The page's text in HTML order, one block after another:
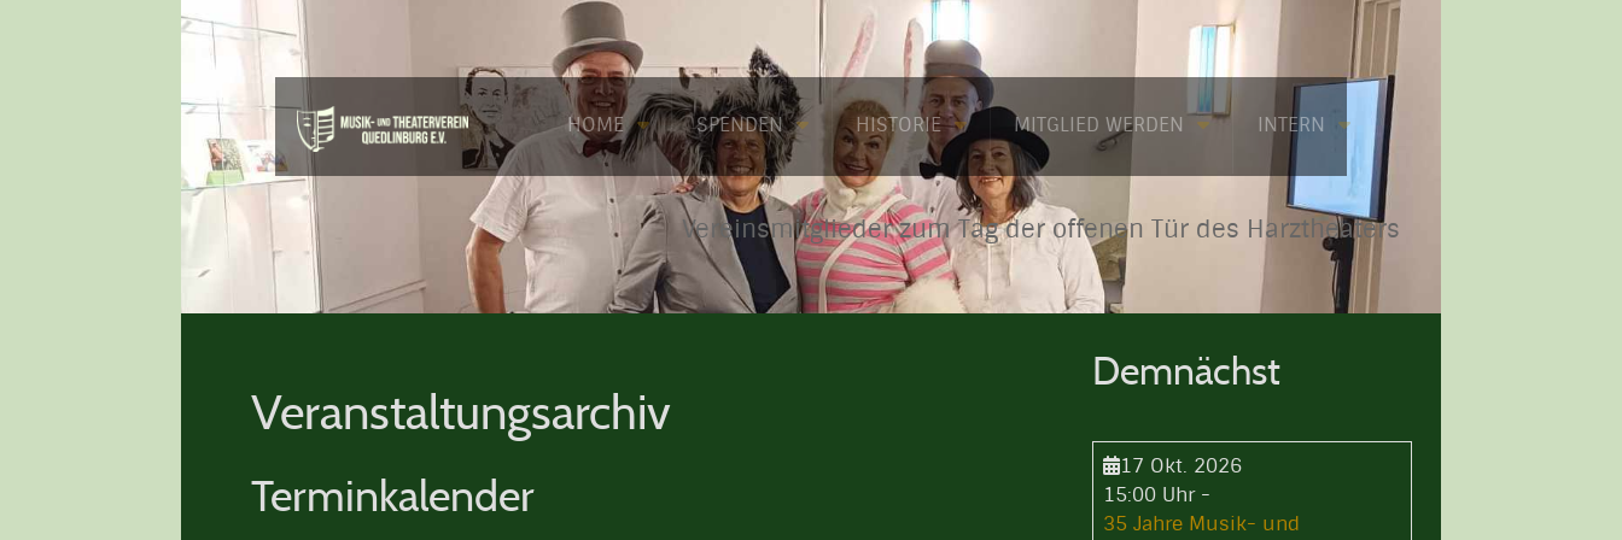
HOME SPENDEN HISTORIE MITGLIED WERDEN INTERN
Vereinsmitglieder zum Tag der offenen Tür des Harztheaters
Veranstaltungsarchiv
Terminkalender
Demnächst
17 Okt. 2026
15:00 Uhr-
35 Jahre Musik- und